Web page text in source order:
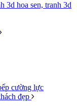
3d hoa sen, tranh 3d
cường lực
đẹp